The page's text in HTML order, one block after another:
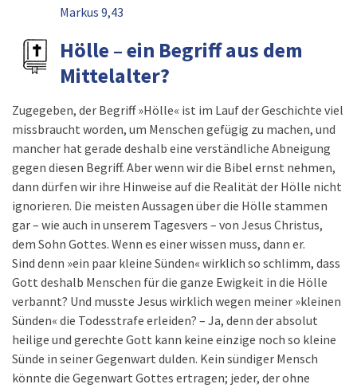
Markus 9,43
Hölle – ein Begriff aus dem
Mittelalter?
Zugegeben, der Begriff »Hölle« ist im Lauf der Geschichte viel
missbraucht worden, um Menschen gefügig zu machen, und
mancher hat gerade deshalb eine verständliche Abneigung
gegen diesen Begriff. Aber wenn wir die Bibel ernst nehmen,
dann dürfen wir ihre Hinweise auf die Realität der Hölle nicht
ignorieren. Die meisten Aussagen über die Hölle stammen
gar – wie auch in unserem Tagesvers – von Jesus Christus,
dem Sohn Gottes. Wenn es einer wissen muss, dann er.
Sind denn »ein paar kleine Sünden« wirklich so schlimm, dass
Gott deshalb Menschen für die ganze Ewigkeit in die Hölle
verbannt? Und musste Jesus wirklich wegen meiner »kleinen
Sünden« die Todesstrafe erleiden? – Ja, denn der absolut
heilige und gerechte Gott kann keine einzige noch so kleine
Sünde in seiner Gegenwart dulden. Kein sündiger Mensch
könnte die Gegenwart Gottes ertragen; jeder, der ohne